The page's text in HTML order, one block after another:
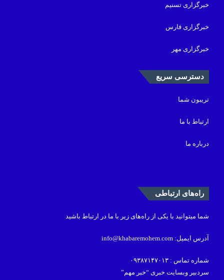
خبرگزاری تسنیم
خبرگزاری فارس
خبرگزاری مهر
دسترسی سریع
تریبون شما
ارتباط با ما
درباره ما
راه‌های ارتباطی
شما میتوانید با یکی از راه‌های زیر با ما در ارتباط باشید
آدرس ایمیل: info@khabaremohem.com
شماره تماس : ۰۹۳۸۷۱۴۷۰۱۳
سردبیر وبسایت خبری “خبر مهم”